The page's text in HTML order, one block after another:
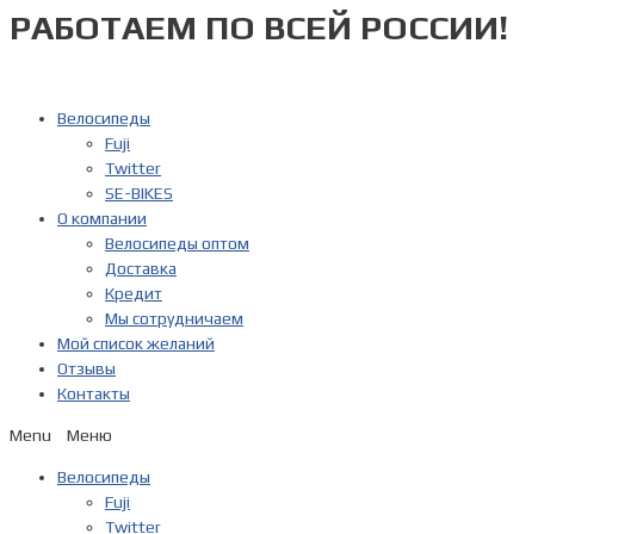
Перейти
кРАБОТАЕМ ПО ВСЕЙ РОССИИ!
Велосипеды
Fuji
Twitter
SE-BIKES
О компании
Велосипеды оптом
Доставка
Кредит
Мы сотрудничаем
Мой список желаний
Отзывы
Контакты
Menu
Велосипеды
Fuji
Twitter